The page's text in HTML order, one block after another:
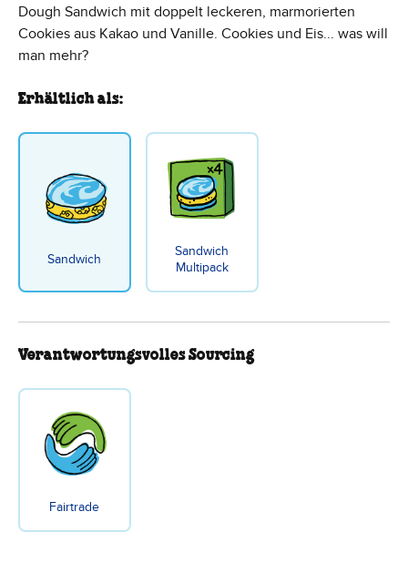
Dough Sandwich mit doppelt leckeren, marmorierten
Cookies aus Kakao und Vanille. Cookies und Eis... was will
man mehr?
Erhältlich als:
Sandwich
Sandwich
Multipack
Verantwortungsvolles Sourcing
Fairtrade